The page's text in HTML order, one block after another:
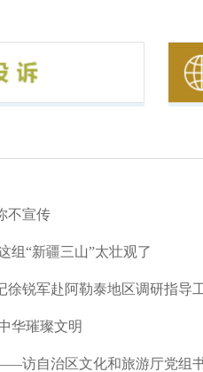
不宣传
组“新疆三山”太壮观了
徐锐军赴阿勒泰地区调研指导
华璀璨文明
访自治区文化和旅游厅党组